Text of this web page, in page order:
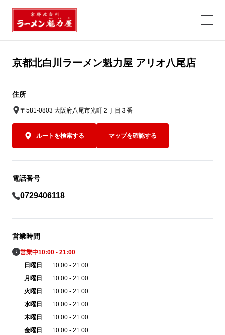
京都北白川ラーメン魁力屋 アリオ八尾店
住所
〒581-0803 大阪府八尾市光町２丁目３番
ルートを検索する マップを確認する
電話番号
0729406118
営業時間
営業中10:00 - 21:00
日曜日
10:00 - 21:00
月曜日
10:00 - 21:00
火曜日
10:00 - 21:00
水曜日
10:00 - 21:00
木曜日
10:00 - 21:00
金曜日
10:00 - 21:00